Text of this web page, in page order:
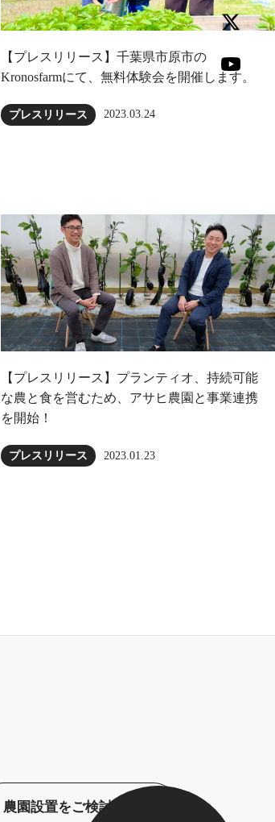
【プレスリリース】千葉県市原市の
Kronosfarmにて、無料体験会を開催します。
プレスリリース 2023.03.24
【プレスリリース】プランティオ、持続可能
な農と食を営むため、アサヒ農園と事業連携
を開始！
プレスリリース 2023.01.23
農園設置をご検討の方へ